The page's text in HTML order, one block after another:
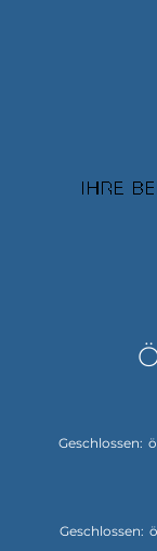
Klicken, um
Geschlossen:
Klicken, um
Geschlossen: